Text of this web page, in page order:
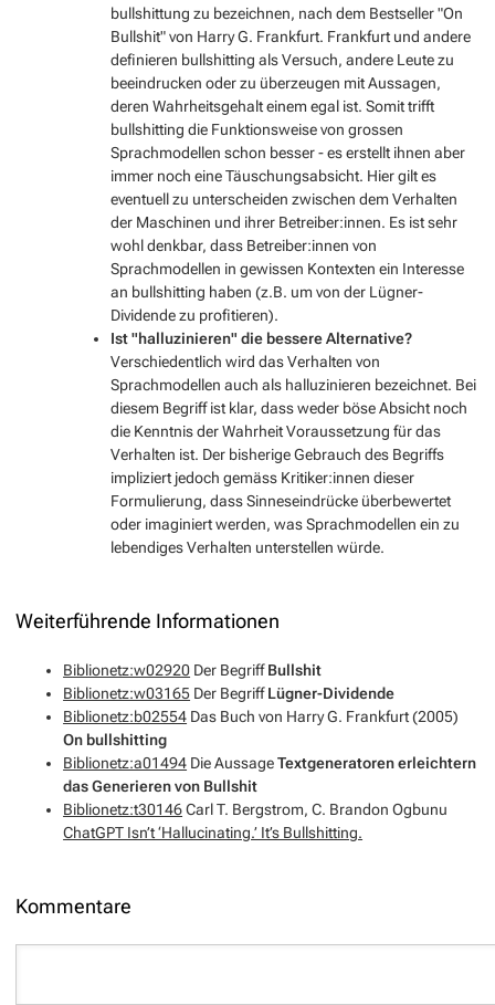
bullshittung zu bezeichnen, nach dem Bestseller "On
Bullshit" von Harry G. Frankfurt. Frankfurt und andere
definieren bullshitting als Versuch, andere Leute zu
beeindrucken oder zu überzeugen mit Aussagen,
deren Wahrheitsgehalt einem egal ist. Somit trifft
bullshitting die Funktionsweise von grossen
Sprachmodellen schon besser - es erstellt ihnen aber
immer noch eine Täuschungsabsicht. Hier gilt es
eventuell zu unterscheiden zwischen dem Verhalten
der Maschinen und ihrer Betreiber:innen. Es ist sehr
wohl denkbar, dass Betreiber:innen von
Sprachmodellen in gewissen Kontexten ein Interesse
an bullshitting haben (z.B. um von der Lügner-
Dividende zu profitieren).
Ist "halluzinieren" die bessere Alternative?
Verschiedentlich wird das Verhalten von
Sprachmodellen auch als halluzinieren bezeichnet. Bei
diesem Begriff ist klar, dass weder böse Absicht noch
die Kenntnis der Wahrheit Voraussetzung für das
Verhalten ist. Der bisherige Gebrauch des Begriffs
impliziert jedoch gemäss Kritiker:innen dieser
Formulierung, dass Sinneseindrücke überbewertet
oder imaginiert werden, was Sprachmodellen ein zu
lebendiges Verhalten unterstellen würde.
Weiterführende Informationen
Biblionetz:w02920 Der BegriffBullshit
Biblionetz:w03165 Der BegriffLügner-Dividende
Biblionetz:b02554 Das Buch von Harry G. Frankfurt (2005)
On bullshitting
Biblionetz:a01494 Die AussageTextgeneratoren erleichtern
das Generieren von Bullshit
Biblionetz:t30146Carl T. Bergstrom, C. Brandon Ogbunu
ChatGPT Isn’t ‘Hallucinating.’ It’s Bullshitting.
Kommentare